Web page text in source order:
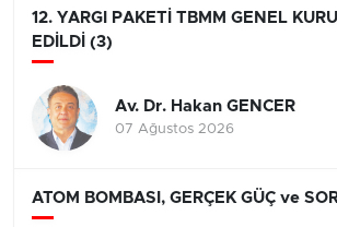
12. YARGI PAKETİ TBMM GENEL
EDİLDİ (3)
Av. Dr. Hakan GENCER
07 Ağustos 2026
ATOM BOMBASI, GERÇEK GÜÇ ve